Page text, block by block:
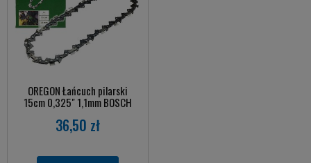
OREGON Łańcuch pilarski
15cm 0,325" 1,1mm BOSCH
36,50 zł